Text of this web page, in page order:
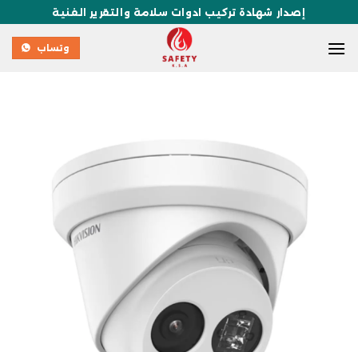
إصدار شهادة تركيب ادوات سلامة والتقرير الفنية
وتساب